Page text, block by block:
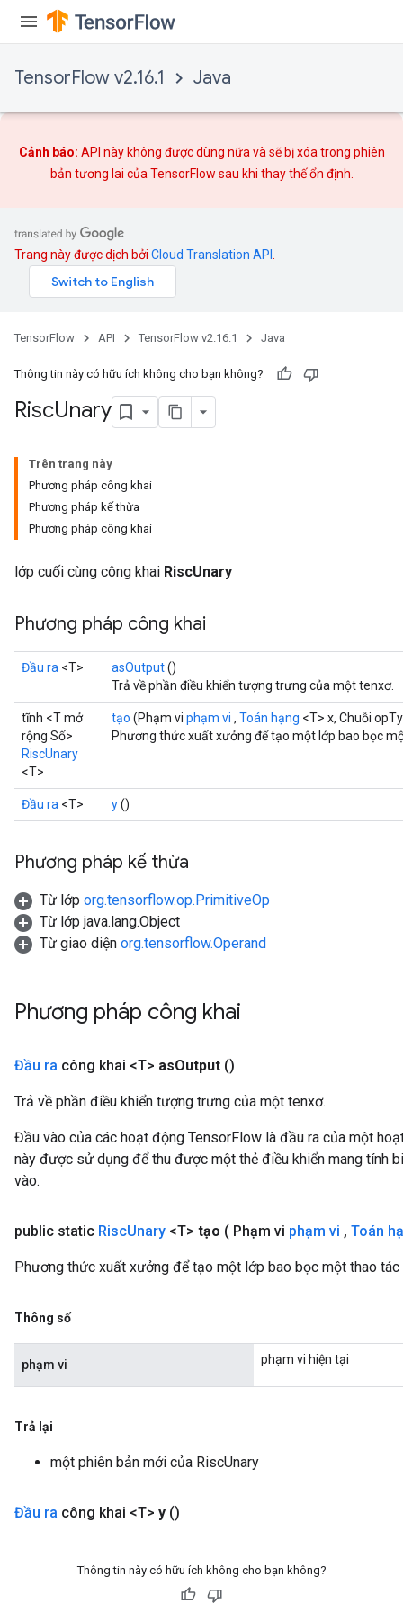
TensorFlow v2.16.1 Java
Cảnh báo: API này không được dùng nữa và sẽ bị xóa trong phiên
bản tương lai của TensorFlow sau khi thay thếổn định.
Trang này được dịch bởi Cloud Translation API
TensorFlow API TensorFlow v2.16.1 Java
Thông tin này có hữu ích không cho bạn không?
RiscUnary
Trên trang này
Phương pháp công khai
Phương pháp kế thừa
Phương pháp công khai
lớp cuối cùng công khai RiscUnary
Phương pháp công khai
Đầu ra <T> asOutput()
Trả về phần điều khiển tượng trưng của một tenxơ.
tĩnh <T mở
rộng Số>
RiscUnary
<T>
tạo (Phạm vi phạm vi , Toán hạng <T> x, Chuỗi
Phương thức xuất xưởng để tạo một lớp bao bọc
Đầu ra <T> y()
Phương pháp kế thừa
Từ lớp org.tensorflow.op.PrimitiveOp
Từ lớp java.lang.Object
Từ giao diện org.tensorflow.Operand
Phương pháp công khai
Đầu ra công khai <T> asOutput ()
Trả về phần điều khiển tượng trưng của một tenxơ.
Đầu vào của các hoạt động TensorFlow là đầu ra của một
này được sử dụng để thu được một thẻ điều khiển mang tính
vào.
public static RiscUnary <T> tạo ( Phạm vi phạm vi , Toán
Phương thức xuất xưởng để tạo một lớp bao bọc một thao tác
Thông số
phạm vi phạm vi hiện tại
Trả lại
một phiên bản mới của RiscUnary
Đầu ra công khai <T> y ()
Thông tin này có hữu ích không cho bạn không?